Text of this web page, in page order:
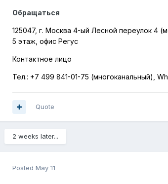
Обращаться
125047, г. Москва 4-ый Лесной переулок 4
5 этаж, офис Регус
Контактное лицо
Тел.: +7 499 841-01-75 (многоканальный),
Quote
2 weeks later...
Posted May 11